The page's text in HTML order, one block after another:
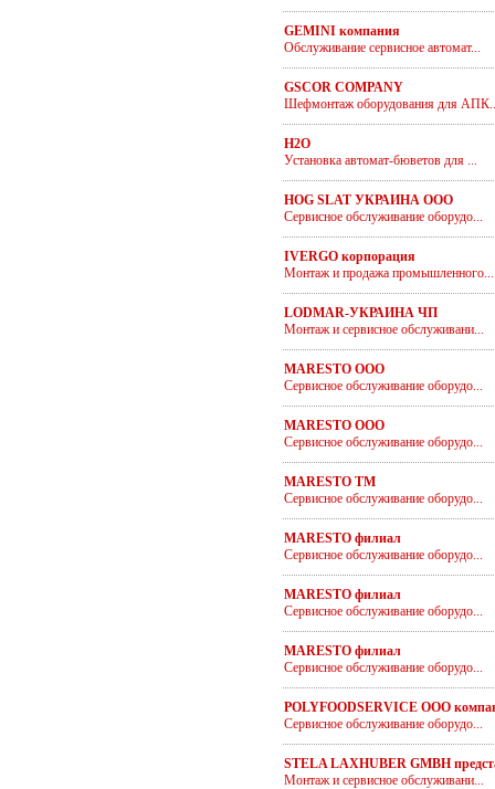
GEMINI компания
Обслуживание сервисное автомат...
GSCOR COMPANY
Шефмонтаж оборудования для
H2O
Установка автомат-бюветов для ...
HOG SLAT УКРАИНА ООО
Сервисное обслуживание оборудо...
IVERGO корпорация
Монтаж и продажа промышленного...
LODMAR-УКРАИНА ЧП
Монтаж и сервисное обслуживани...
MARESTO ООО
Сервисное обслуживание оборудо...
MARESTO ООО
Сервисное обслуживание оборудо...
MARESTO ТМ
Сервисное обслуживание оборудо...
MARESTO филиал
Сервисное обслуживание оборудо...
MARESTO филиал
Сервисное обслуживание оборудо...
MARESTO филиал
Сервисное обслуживание оборудо...
POLYFOODSERVICE ООО
Сервисное обслуживание оборудо...
STELA LAXHUBER GMBH
Монтаж и сервисное обслуживани...